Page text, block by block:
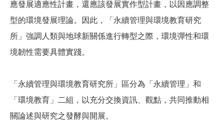
應發展適應性計畫，還應該發展實作型計畫，以因應調整
型的環境發展理論。因此，「永續管理與環境教育研究
所」強調人類與地球新關係進行轉型之際，環境彈性和環
境韌性需要具體實踐。
「永續管理與環境教育研究所」區分為「永續管理」和
「環境教育」二組，以充分交換資訊、觀點，共同推動相
關論述與研究之發酵與開展。